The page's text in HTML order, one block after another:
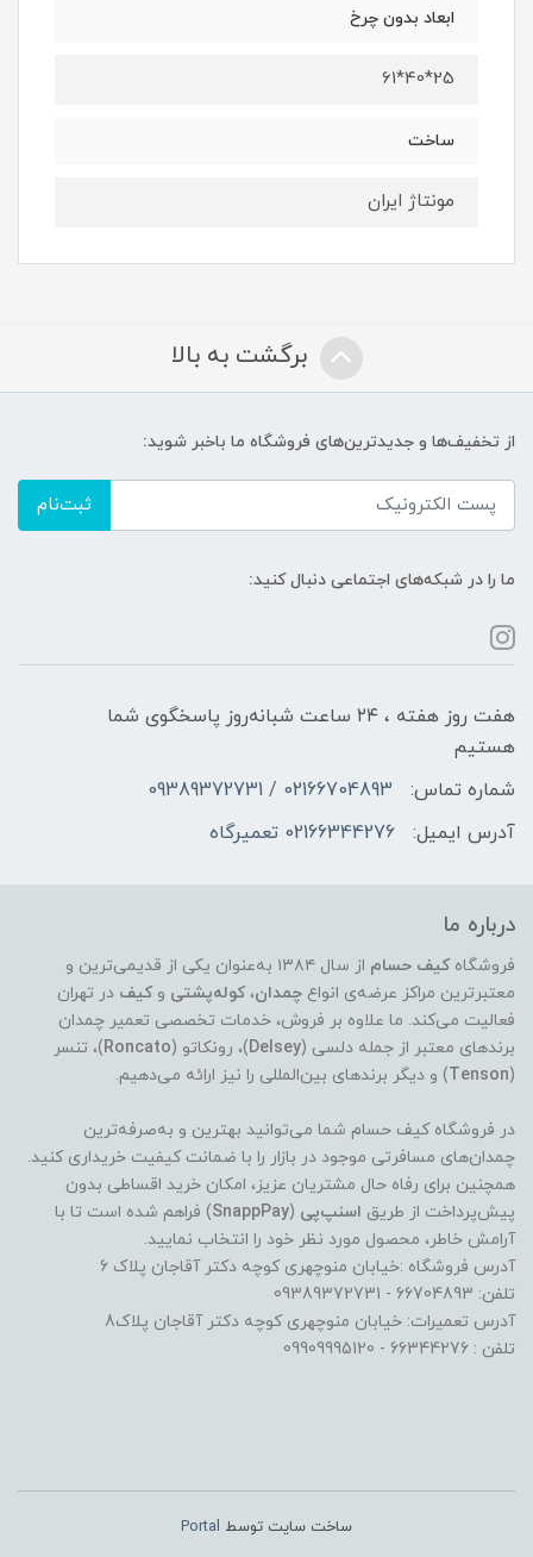
ابعاد بدون چرخ
25*40*61
ساخت
مونتاژ ایران
برگشت به بالا
از تخفیف‌ها و جدیدترین‌های فروشگاه ما باخبر شوید:
ثبت‌نام
ما را در شبکه‌های اجتماعی دنبال کنید:
هفت روز هفته ، ۲۴ ساعت شبانه‌روز پاسخگوی شما
هستیم
شماره تماس:
02166704893 / 09389372731
آدرس ایمیل:
02166344276 تعمیرگاه
درباره ما
فروشگاه کیف حسام
از سال ۱۳۸۴ به‌عنوان یکی از قدیمی‌ترین و
معتبرترین مراکز عرضه‌ی انواع چمدان، کوله‌پشتی و کیف در تهران
فعالیت می‌کند. ما علاوه بر فروش، خدمات تخصصی تعمیر چمدان
برندهای معتبر از جمله دلسی (Delsey)، رونکاتو (Roncato)، تنسر
(
Tenson) و دیگر برندهای بین‌المللی را نیز ارائه می‌دهیم.
در فروشگاه کیف حسام شما می‌توانید بهترین و به‌صرفه‌ترین
چمدان‌های مسافرتی موجود در بازار را با ضمانت کیفیت خریداری کنید.
همچنین برای رفاه حال مشتریان عزیز، امکان خرید اقساطی بدون
پیش‌پرداخت از طریق اسنپ‌پی (
SnappPay) فراهم شده است تا با
آرامش خاطر، محصول مورد نظر خود را انتخاب نمایید.
آدرس فروشگاه :خیابان منوچهری کوچه دکتر آقاجان پلاک 6
تلفن: 66704893 - 09389372731
آدرس تعمیرات: خیابان منوچهری کوچه دکتر آقاجان پلاک8
تلفن : 66344276 - 09909995120
ساخت سایت توسط Portal